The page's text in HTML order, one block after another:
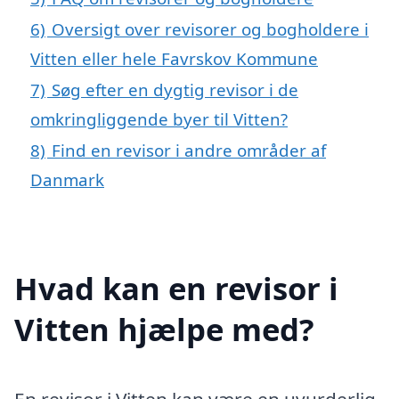
6) Oversigt over revisorer og bogholdere i
Vitten eller hele Favrskov Kommune
7) Søg efter en dygtig revisor i de
omkringliggende byer til Vitten?
8) Find en revisor i andre områder af
Danmark
Hvad kan en revisor i
Vitten hjælpe med?